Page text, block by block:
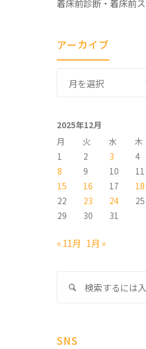
着床前診断・着床前
アーカイブ
イ
ブ
2025年12月
月
火 水 木
1
2 3 4
8
9 10 11
15
16 17 18
22
23 24 25
29
30 31
« 11月 1月 »
検
SNS